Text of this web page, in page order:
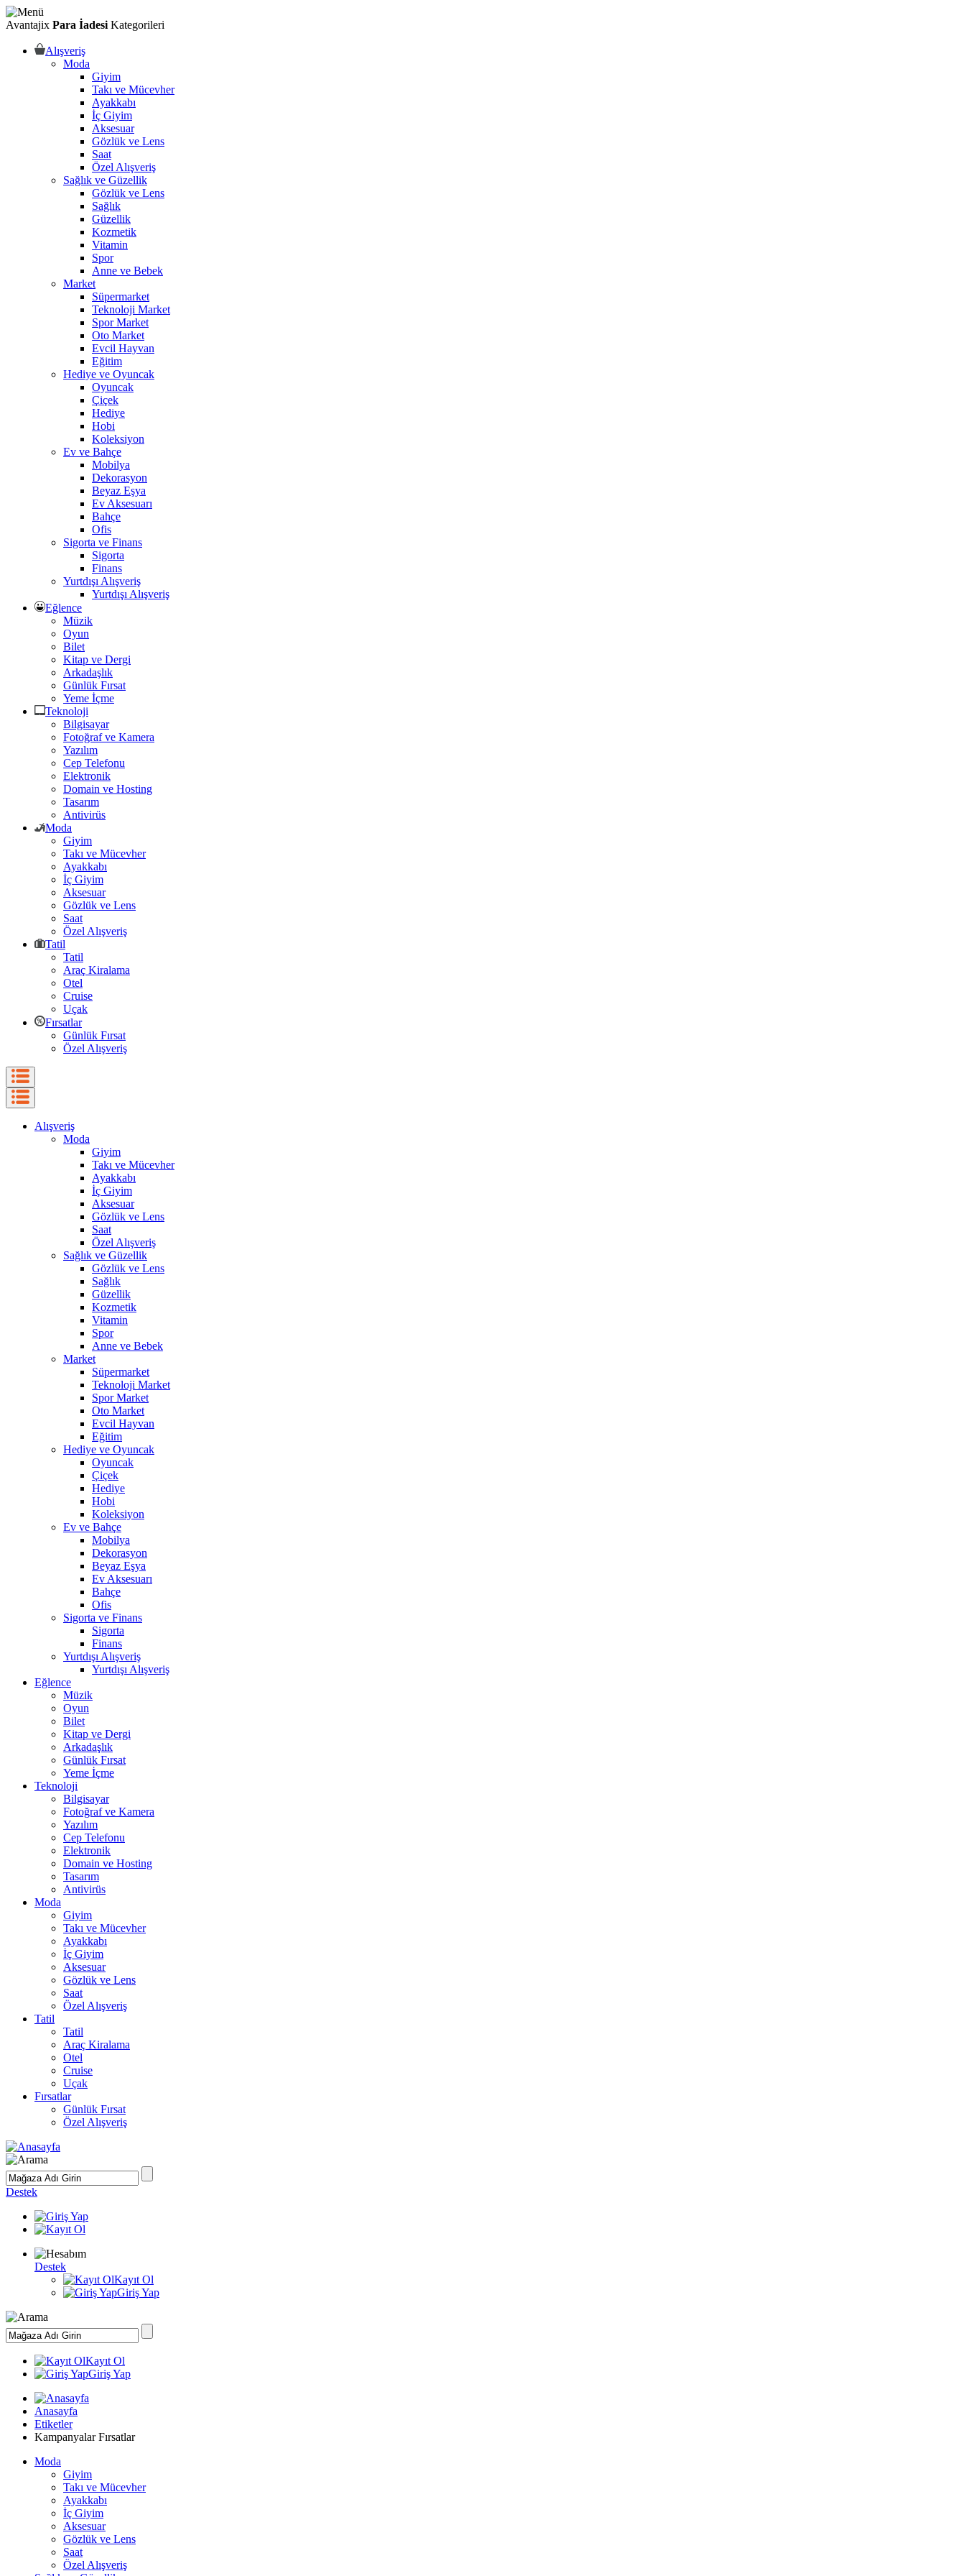
Avantajix Para İadesi Kategorileri
Alışveriş
Moda
Giyim
Takı ve Mücevher
Ayakkabı
İç Giyim
Aksesuar
Gözlük ve Lens
Saat
Özel Alışveriş
Sağlık ve Güzellik
Gözlük ve Lens
Sağlık
Güzellik
Kozmetik
Vitamin
Spor
Anne ve Bebek
Market
Süpermarket
Teknoloji Market
Spor Market
Oto Market
Evcil Hayvan
Eğitim
Hediye ve Oyuncak
Oyuncak
Çiçek
Hediye
Hobi
Koleksiyon
Ev ve Bahçe
Mobilya
Dekorasyon
Beyaz Eşya
Ev Aksesuarı
Bahçe
Ofis
Sigorta ve Finans
Sigorta
Finans
Yurtdışı Alışveriş
Yurtdışı Alışveriş
Eğlence
Müzik
Oyun
Bilet
Kitap ve Dergi
Arkadaşlık
Günlük Fırsat
Yeme İçme
Teknoloji
Bilgisayar
Fotoğraf ve Kamera
Yazılım
Cep Telefonu
Elektronik
Domain ve Hosting
Tasarım
Antivirüs
Moda
Giyim
Takı ve Mücevher
Ayakkabı
İç Giyim
Aksesuar
Gözlük ve Lens
Saat
Özel Alışveriş
Tatil
Tatil
Araç Kiralama
Otel
Cruise
Uçak
Fırsatlar
Günlük Fırsat
Özel Alışveriş
Alışveriş
Moda
Giyim
Takı ve Mücevher
Ayakkabı
İç Giyim
Aksesuar
Gözlük ve Lens
Saat
Özel Alışveriş
Sağlık ve Güzellik
Gözlük ve Lens
Sağlık
Güzellik
Kozmetik
Vitamin
Spor
Anne ve Bebek
Market
Süpermarket
Teknoloji Market
Spor Market
Oto Market
Evcil Hayvan
Eğitim
Hediye ve Oyuncak
Oyuncak
Çiçek
Hediye
Hobi
Koleksiyon
Ev ve Bahçe
Mobilya
Dekorasyon
Beyaz Eşya
Ev Aksesuarı
Bahçe
Ofis
Sigorta ve Finans
Sigorta
Finans
Yurtdışı Alışveriş
Yurtdışı Alışveriş
Eğlence
Müzik
Oyun
Bilet
Kitap ve Dergi
Arkadaşlık
Günlük Fırsat
Yeme İçme
Teknoloji
Bilgisayar
Fotoğraf ve Kamera
Yazılım
Cep Telefonu
Elektronik
Domain ve Hosting
Tasarım
Antivirüs
Moda
Giyim
Takı ve Mücevher
Ayakkabı
İç Giyim
Aksesuar
Gözlük ve Lens
Saat
Özel Alışveriş
Tatil
Tatil
Araç Kiralama
Otel
Cruise
Uçak
Fırsatlar
Günlük Fırsat
Özel Alışveriş
Destek
Destek
Kayıt Ol
Giriş Yap
Kayıt Ol
Giriş Yap
Anasayfa
Etiketler
Kampanyalar Fırsatlar
Moda
Giyim
Takı ve Mücevher
Ayakkabı
İç Giyim
Aksesuar
Gözlük ve Lens
Saat
Özel Alışveriş